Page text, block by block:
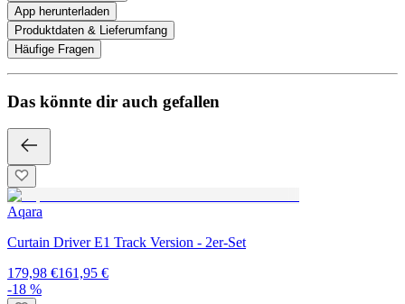
App herunterladen
Produktdaten & Lieferumfang
Häufige Fragen
Das könnte dir auch gefallen
Aqara
Curtain Driver E1 Track Version - 2er-Set
179,98 €161,95 €
-18 %